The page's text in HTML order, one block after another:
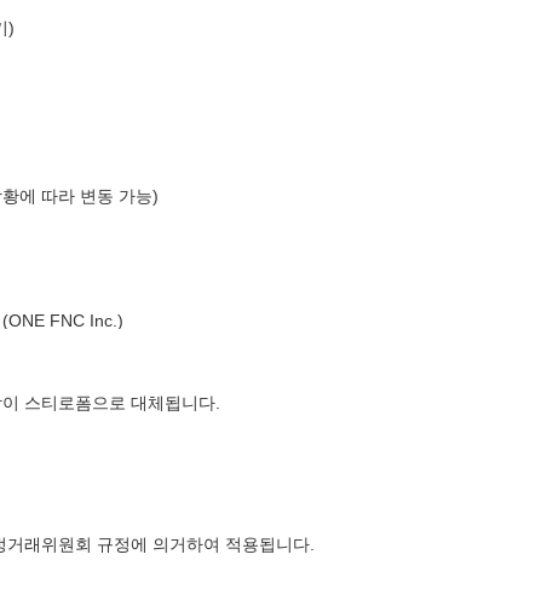
)
에 따라 변동 가능)
FNC Inc.)
스티로폼으로 대체됩니다.
래위원회 규정에 의거하여 적용됩니다.